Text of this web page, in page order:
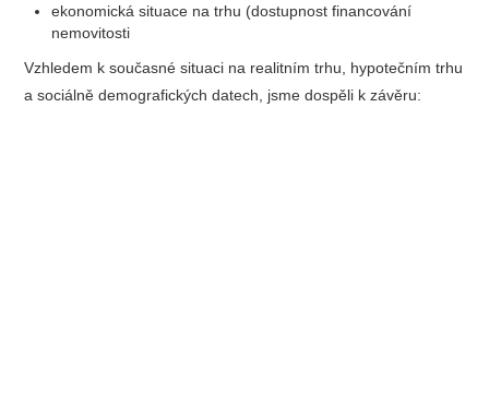
ekonomická situace na trhu (dostupnost financování
nemovitosti
Vzhledem k současné situaci na realitním trhu, hypotečním trhu
a sociálně demografických datech, jsme dospěli k závěru: